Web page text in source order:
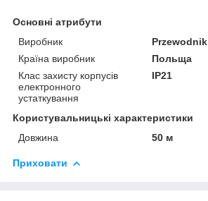
Основні атрибути
Виробник
Przewodnik
Країна виробник
Польща
Клас захисту корпусів
електронного
устаткування
IP21
Користувальницькі характеристики
Довжина
50 м
Приховати